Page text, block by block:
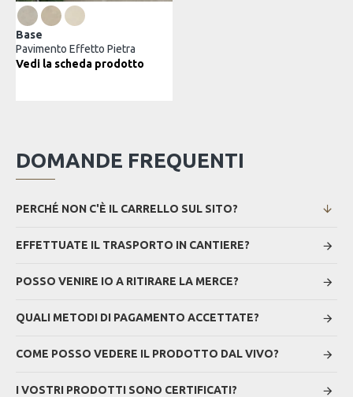
Base
Pavimento Effetto Pietra
Vedi la scheda prodotto
DOMANDE FREQUENTI
PERCHÉ NON C'È IL CARRELLO SUL SITO?
EFFETTUATE IL TRASPORTO IN CANTIERE?
POSSO VENIRE IO A RITIRARE LA MERCE?
QUALI METODI DI PAGAMENTO ACCETTATE?
COME POSSO VEDERE IL PRODOTTO DAL VIVO?
I VOSTRI PRODOTTI SONO CERTIFICATI?